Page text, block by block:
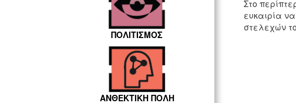
ΠΟΛΙΤΙΣΜΟΣ
ΑΝΘΕΚΤΙΚΗ ΠΟΛΗ
Στο
ευκαιρία
στελεχών